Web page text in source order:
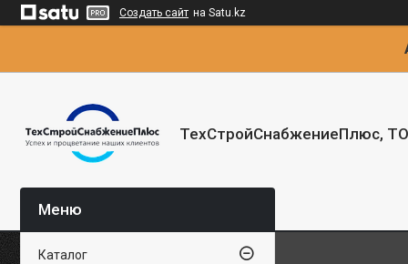
Создать сайт на Satu.kz
ТехСтройСнабжениеПлюс,
Каталог